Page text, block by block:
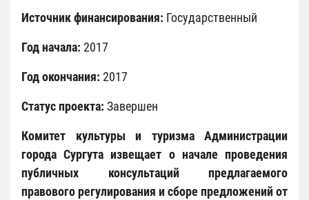
Источник финансирования: Государственный
Год начала: 2017
Год окончания: 2017
Статус проекта: Завершен
Комитет культуры и туризма Администрации
города Сургута извещает о начале проведения
публичных консультаций предлагаемого
правового регулирования и сборе предложений от